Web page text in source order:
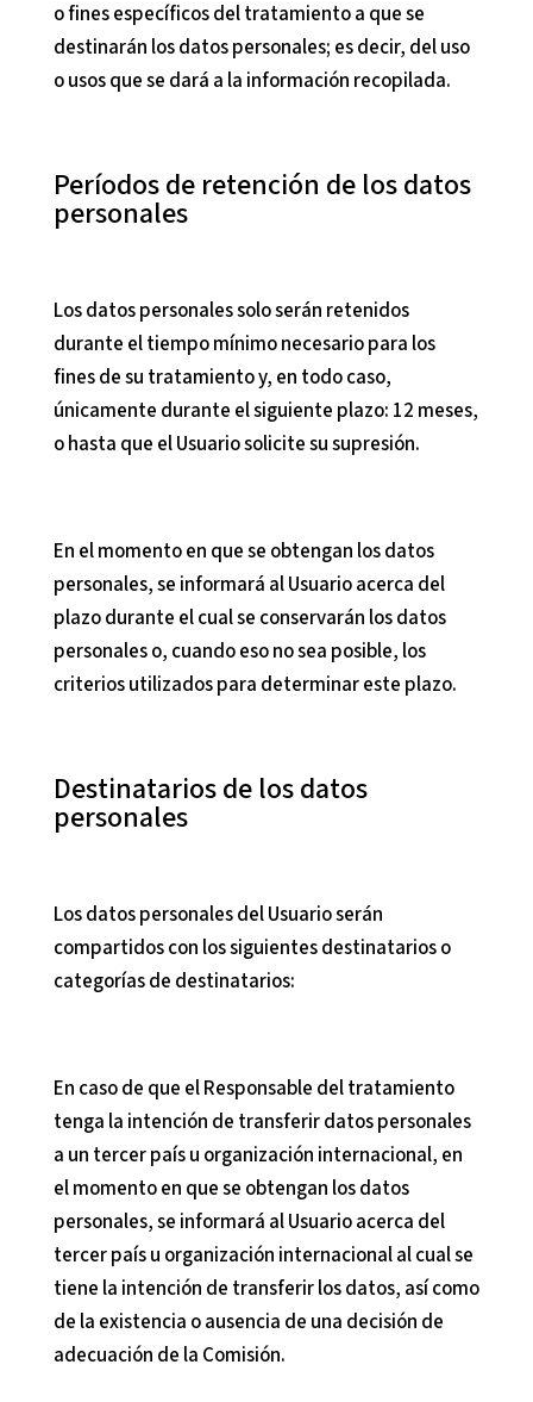
o fines específicos del tratamiento a que se
destinarán los datos personales; es decir, del uso
o usos que se dará a la información recopilada.
Períodos de retención de los datos
personales
Los datos personales solo serán retenidos
durante el tiempo mínimo necesario para los
fines de su tratamiento y, en todo caso,
únicamente durante el siguiente plazo: 12 meses,
o hasta que el Usuario solicite su supresión.
En el momento en que se obtengan los datos
personales, se informará al Usuario acerca del
plazo durante el cual se conservarán los datos
personales o, cuando eso no sea posible, los
criterios utilizados para determinar este plazo.
Destinatarios de los datos
personales
Los datos personales del Usuario serán
compartidos con los siguientes destinatarios o
categorías de destinatarios:
En caso de que el Responsable del tratamiento
tenga la intención de transferir datos personales
a un tercer país u organización internacional, en
el momento en que se obtengan los datos
personales, se informará al Usuario acerca del
tercer país u organización internacional al cual se
tiene la intención de transferir los datos, así como
de la existencia o ausencia de una decisión de
adecuación de la Comisión.